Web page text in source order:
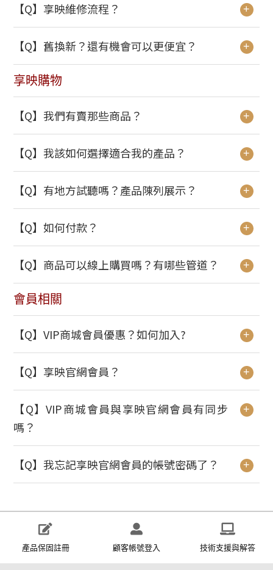
+
【Q】享映維修流程？
+
【Q】舊換新？還有機會可以更便宜？
享映購物
+
【Q】我們有賣那些商品？
+
【Q】我該如何選擇適合我的產品？
+
【Q】有地方試聽嗎？產品陳列展示？
+
【Q】如何付款？
+
【Q】商品可以線上購買嗎？有哪些管道？
會員相關
+
【Q】VIP商城會員優惠？如何加入?
+
【Q】享映官網會員？
+
【Q】VIP商城會員與享映官網會員有同步
嗎？
+
【Q】我忘記享映官網會員的帳號密碼了？
產品保固註冊 顧客帳號登入 技術支援與解答